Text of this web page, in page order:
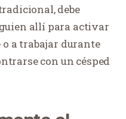
debe
allí para activar
o a trabajar durante
con un césped